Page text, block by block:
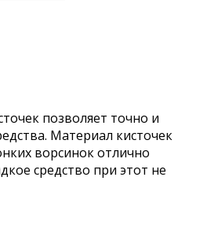
позволяет точно и
Материал кисточек
ворсинок отлично
средство при этот не